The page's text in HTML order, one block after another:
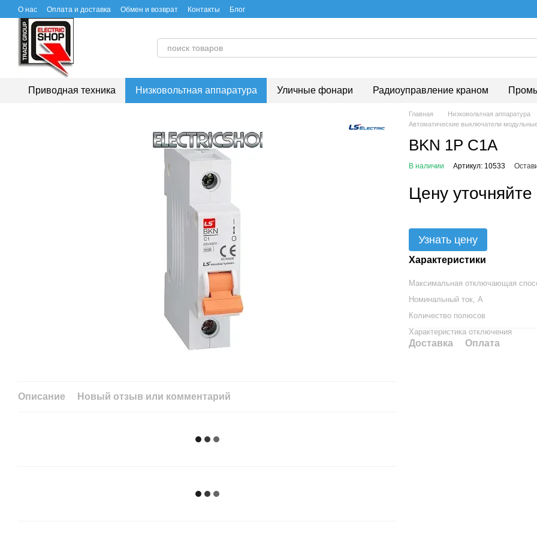
Перейти к основному контенту
О нас Оплата и доставка Обмен и возврат Контакты Блог
Приводная техника Низковольтная аппаратура Уличные фонари Радиоуправление краном
Описание Новый отзыв или комментарий
Главная Низковольтная аппаратура
Автоматические выключатели
BKN 1P C1A
В наличии Артикул: 10533
Цену уточняйте
Узнать цену
Характеристики
Максимальная отключающая
Номинальный ток, А
Количество полюсов
Характеристика отключения
Доставка Оплата